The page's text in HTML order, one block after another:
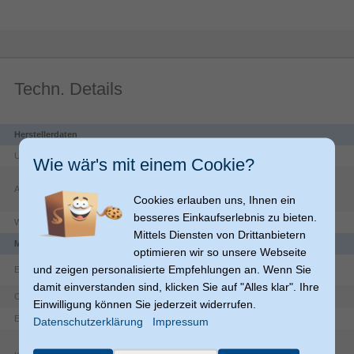
Techn. Details
Herstellerdaten
Unternehmen
Adresse
IE
Website https://www.apple.com/ie/contact/
Merkmale
Eingebaute Batterie
Oberflächenfärbung Einfarbig
Etui-Typ
Wie wär's mit einem Cookie?
Cookies erlauben uns, Ihnen ein
besseres Einkaufserlebnis zu bieten.
Mittels Diensten von Drittanbietern
optimieren wir so unsere Webseite
und zeigen personalisierte Empfehlungen an. Wenn Sie
damit einverstanden sind, klicken Sie auf "Alles klar". Ihre
Einwilligung können Sie jederzeit widerrufen.
Datenschutzerklärung
Impressum